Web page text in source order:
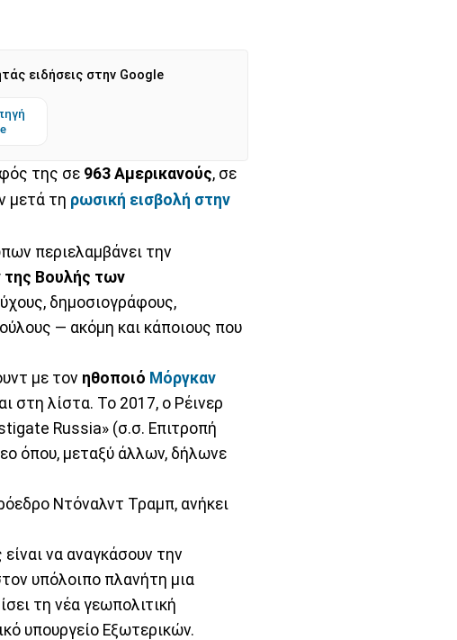
ειδήσεις στην Google
της σε 963 Αμερικανούς, σε
μετά τη ρωσική εισβολή στην
περιελαμβάνει την
της Βουλής των
δημοσιογράφους,
— ακόμη και κάποιους που
με τον ηθοποιό Μόργκαν
στη λίστα. Το 2017, ο Ρέινερ
Russia» (σ.σ. Επιτροπή
όπου, μεταξύ άλλων, δήλωνε
Ντόναλντ Τραμπ, ανήκει
να αναγκάσουν την
υπόλοιπο πλανήτη μια
τη νέα γεωπολιτική
υπουργείο Εξωτερικών.